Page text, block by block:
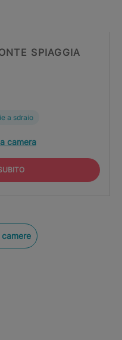
SPIAGGIA
a sdraio
camera